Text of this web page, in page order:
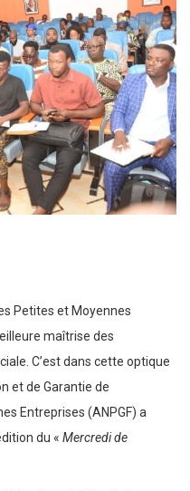
Petites et Moyennes
maîtrise des
C’est dans cette optique
et de Garantie de
Entreprises (ANPGF) a
du « Mercredi de